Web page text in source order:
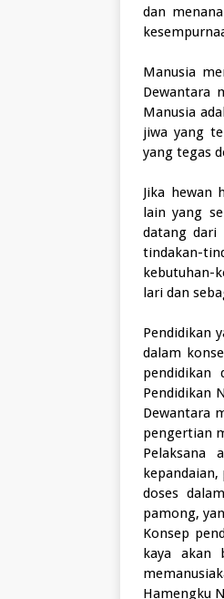
dan
Manusia
Dewantara
Manusia
jiwa yang
yang tegas
Jika hewan
lain yang
datang dari
tindakan-
kebutuhan-
lari dan
Pendidikan
dalam
pendidikan
Pendidikan
Dewantara
pengertian
Pelaksana
doses
pamong,
Konsep
kaya akan
Hamengku